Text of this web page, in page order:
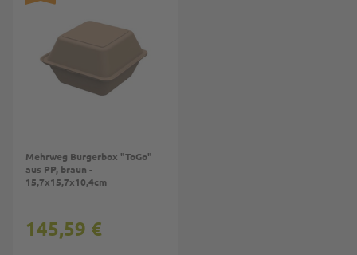
Mehrweg Burgerbox "ToGo"
aus PP, braun -
15,7x15,7x10,4cm
145,59 €